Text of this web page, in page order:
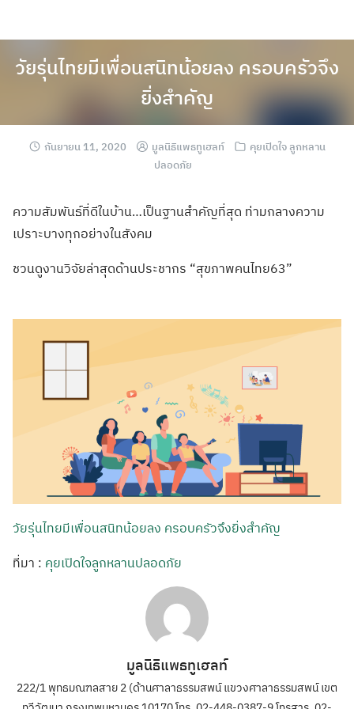
วัยรุ่นไทยมีเพื่อนสนิทน้อยลง ครอบครัวจึง
ยิ่งสำคัญ
กันยายน 11, 2020 มูลนิธิแพธทูเฮลท์
คุยเปิดใจ ลูกหลาน
ปลอดภัย
ความสัมพันธ์ที่ดีในบ้าน…เป็นฐานสำคัญที่สุด ท่ามกลางความ
เปราะบางทุกอย่างในสังคม
ชวนดูงานวิจัยล่าสุดด้านประชากร “สุขภาพคนไทย63”
วัยรุ่นไทยมีเพื่อนสนิทน้อยลง ครอบครัวจึงยิ่งสำคัญ
ที่มา : คุยเปิดใจลูกหลานปลอดภัย
มูลนิธิแพธทูเฮลท์
222/1 พุทธมณฑลสาย 2 (ด้านศาลาธรรมสพน์ แขวงศาลาธรรมสพน์ เขต